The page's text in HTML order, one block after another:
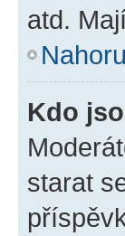
atd.
Nahoru
Kdo
starat